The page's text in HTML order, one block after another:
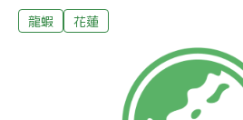
用拖網捕魚的違法漁船。花蓮縣政
湖、豐濱、石梯坪共六個漁業資源
孔資源，沿著東海岸由北到南，保
海延伸200公尺的海域，全年禁止
龍蝦 花蓮